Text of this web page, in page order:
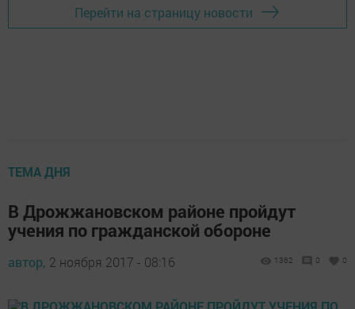
Перейти на страницу новости
ТЕМА ДНЯ
В Дрожжановском районе пройдут
учения по гражданской обороне
автор, 2 ноября 2017 - 08:16 1362 0 0